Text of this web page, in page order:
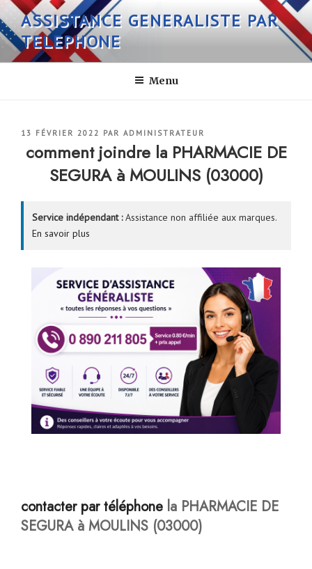
Aller
au
contenu
principal
ASSISTANCE GENERALISTE PAR
TELEPHONE
Menu
PUBLIÉ
13 FÉVRIER 2022 PAR ADMINISTRATEUR
comment joindre la PHARMACIE DE
SEGURA à MOULINS (03000)
Service indépendant :Assistance non affiliée aux marques.
En savoir plus
contacter par téléphone la PHARMACIE DE
SEGURA à MOULINS (03000)